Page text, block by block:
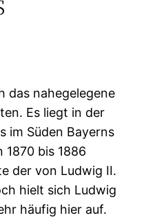
das nahegelegene
Es liegt in der
im Süden Bayerns
1870 bis 1886
der von Ludwig II.
hielt sich Ludwig
häufig hier auf.